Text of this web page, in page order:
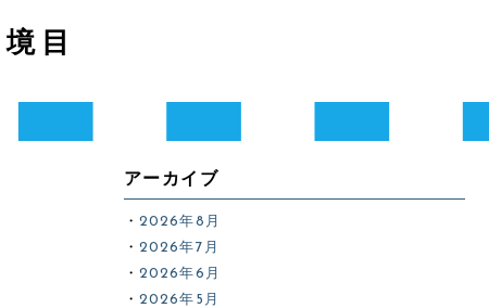
目
アーカイブ
2026年8月
2026年7月
2026年6月
2026年5月